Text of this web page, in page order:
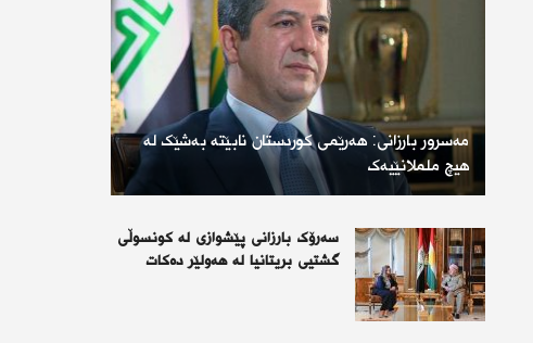
مەسرور بارزانی: هەرێمی کوردستان نابێتە بەشێک لە
هیچ ململانێیەک
سەرۆک بارزانی پێشوازی لە کونسوڵی
گشتیی بریتانیا لە هەولێر دەکات